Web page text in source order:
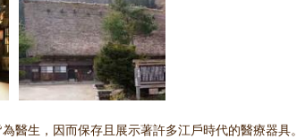
醫生，因而保存且展示著許多江戶時代的醫療器具。